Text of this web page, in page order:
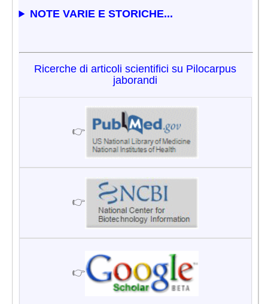
NOTE VARIE E STORICHE...
Ricerche di articoli scientifici su Pilocarpus
jaborandi
👉
👉
👉